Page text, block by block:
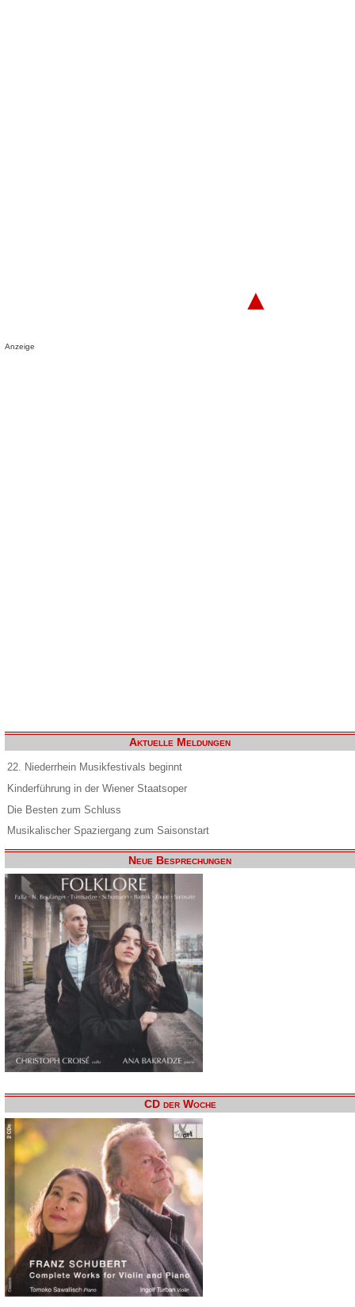
▲
Anzeige
Aktuelle Meldungen
22. Niederrhein Musikfestivals beginnt
Kinderführung in der Wiener Staatsoper
Die Besten zum Schluss
Musikalischer Spaziergang zum Saisonstart
Neue Besprechungen
CD der Woche